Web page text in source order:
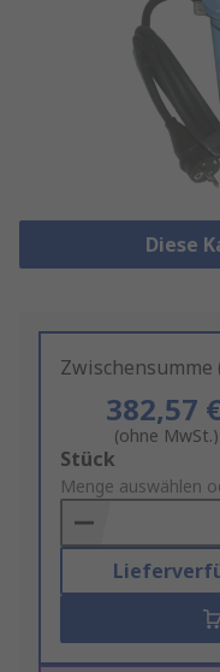
Diese
Zwischensumme
382,57 €
(ohne MwSt.)
Add
to
Basket
Stück
Menge auswählen